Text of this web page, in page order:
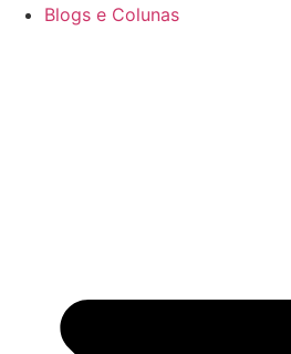
Blogs e Colunas